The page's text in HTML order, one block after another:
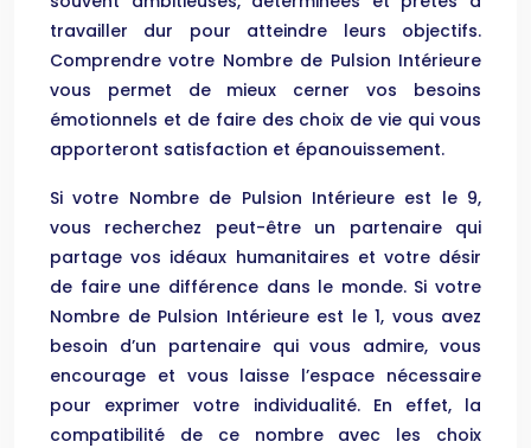
travailler dur pour atteindre leurs objectifs.
Comprendre votre Nombre de Pulsion Intérieure
vous permet de mieux cerner vos besoins
émotionnels et de faire des choix de vie qui vous
apporteront satisfaction et épanouissement.
Si votre Nombre de Pulsion Intérieure est le 9,
vous recherchez peut-être un partenaire qui
partage vos idéaux humanitaires et votre désir
de faire une différence dans le monde. Si votre
Nombre de Pulsion Intérieure est le 1, vous avez
besoin d’un partenaire qui vous admire, vous
encourage et vous laisse l’espace nécessaire
pour exprimer votre individualité. En effet, la
compatibilité de ce nombre avec les choix